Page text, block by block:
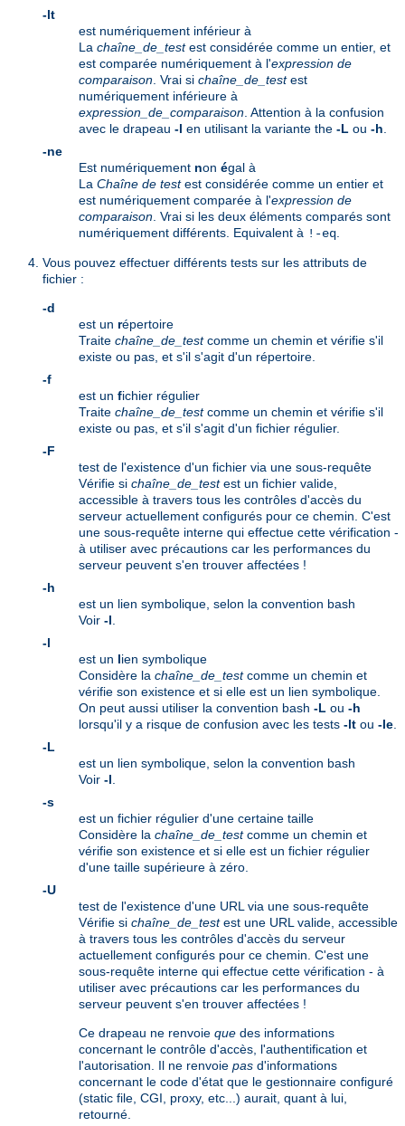
-lt
est numériquement inférieur à
La chaîne_de_testest considérée comme un entier, et
est comparée numériquement à l'expression de
comparaison . Vrai si chaîne_de_testest
numériquement inférieure à
expression_de_comparaison . Attention à la confusion
avec le drapeau -l en utilisant la variante the -L ou -h
-ne
Est numériquement non égal à
La Chaîne de testest considérée comme un entier et
est numériquement comparée à l'expression de
comparaison . Vrai si les deux éléments comparés sont
numériquement différents. Equivalent à !-eq
Vous pouvez effectuer différents tests sur les attributs de
fichier :
-d
est un répertoire
Traite chaîne_de_testcomme un chemin et vérifie s'il
existe ou pas, et s'il s'agit d'un répertoire.
-f
est un fichier régulier
Traite chaîne_de_testcomme un chemin et vérifie s'il
existe ou pas, et s'il s'agit d'un fichier régulier.
-F
test de l'existence d'un fichier via une sous-requête
Vérifie si chaîne_de_testest un fichier valide,
accessible à travers tous les contrôles d'accès du
serveur actuellement configurés pour ce chemin. C'est
une sous-requête interne qui effectue cette vérification -
à utiliser avec précautions car les performances du
serveur peuvent s'en trouver affectées !
-h
est un lien symbolique, selon la convention bash
Voir -l
-l
est un lien symbolique
Considère la chaîne_de_testcomme un chemin et
vérifie son existence et si elle est un lien symbolique.
On peut aussi utiliser la convention bash -L ou -h
lorsqu'il y a risque de confusion avec les tests -lt ou -le
-L
est un lien symbolique, selon la convention bash
Voir -l
-s
est un fichier régulier d'une certaine taille
Considère la chaîne_de_testcomme un chemin et
vérifie son existence et si elle est un fichier régulier
d'une taille supérieure à zéro.
-U
test de l'existence d'une URL via une sous-requête
Vérifie si chaîne_de_testest une URL valide, accessible
à travers tous les contrôles d'accès du serveur
actuellement configurés pour ce chemin. C'est une
sous-requête interne qui effectue cette vérification - à
utiliser avec précautions car les performances du
serveur peuvent s'en trouver affectées !
Ce drapeau ne renvoie que des informations
concernant le contrôle d'accès, l'authentification et
l'autorisation. Il ne renvoie pas d'informations
concernant le code d'état que le gestionnaire configuré
(static file, CGI, proxy, etc...) aurait, quant à lui,
retourné.